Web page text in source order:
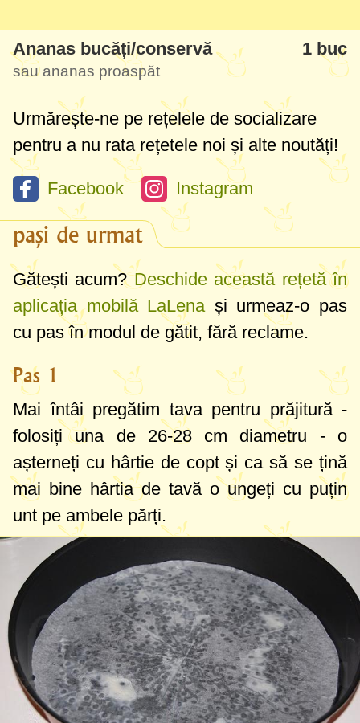
Ananas bucăți/conservă 1 buc
sau ananas proaspăt
Urmărește-ne pe rețelele de socializare
pentru a nu rata rețetele noi și alte noutăți!
Facebook Instagram
pași de urmat
Gătești acum?Deschide această rețetă în
aplicația mobilă LaLenași urmeaz-o pas
cu pas în modul de gătit, fără reclame.
Pas 1
Mai întâi pregătim tava pentru prăjitură -
folosiți una de 26-28 cm diametru - o
așterneți cu hârtie de copt și ca să se țină
mai bine hârtia de tavă o ungeți cu puțin
unt pe ambele părți.